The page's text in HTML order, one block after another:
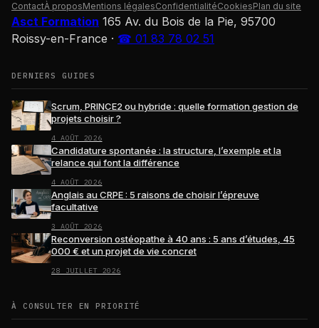
ContactÀ proposMentions légalesConfidentialitéCookiesPlan du site
Asct Formation 165 Av. du Bois de la Pie, 95700
Roissy-en-France · ☎ 01 83 78 02 51
DERNIERS GUIDES
Scrum, PRINCE2 ou hybride : quelle formation gestion de
projets choisir ?
4 AOÛT 2026
Candidature spontanée : la structure, l’exemple et la
relance qui font la différence
4 AOÛT 2026
Anglais au CRPE : 5 raisons de choisir l’épreuve
facultative
3 AOÛT 2026
Reconversion ostéopathe à 40 ans : 5 ans d’études, 45
000 € et un projet de vie concret
28 JUILLET 2026
À CONSULTER EN PRIORITÉ